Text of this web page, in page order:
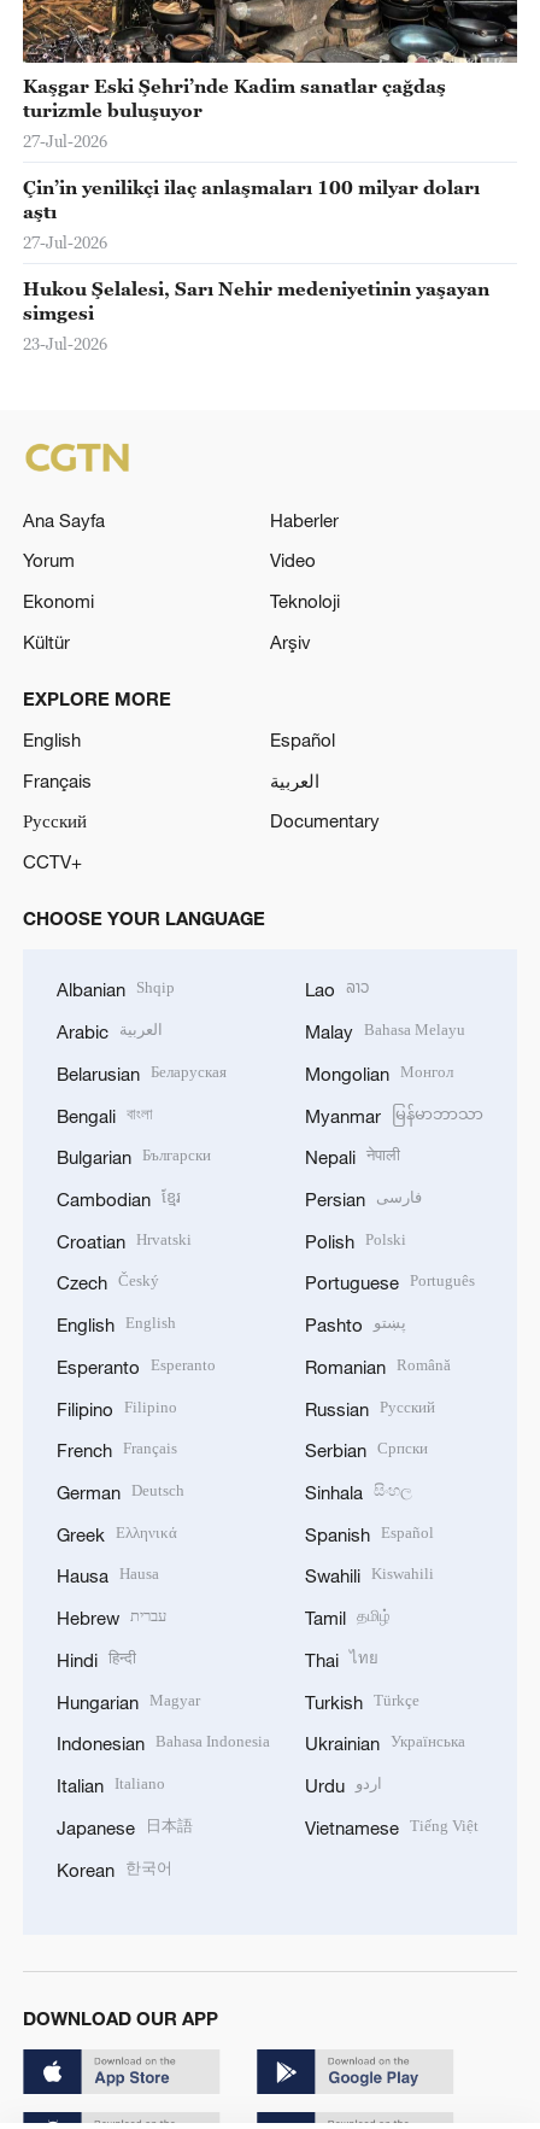
Kaşgar Eski Şehri’nde Kadim sanatlar çağdaş
turizmle buluşuyor
27-Jul-2026
Çin’in yenilikçi ilaç anlaşmaları 100 milyar doları
aştı
27-Jul-2026
Hukou Şelalesi, Sarı Nehir medeniyetinin yaşayan
simgesi
23-Jul-2026
Ana Sayfa
Haberler
Yorum
Video
Ekonomi
Teknoloji
Kültür
Arşiv
EXPLORE MORE
English
Español
Français
العربية
Русский
Documentary
CCTV+
CHOOSE YOUR LANGUAGE
Albanian Shqip
Arabic العربية
Belarusian Беларуская
Bengali বাংলা
Bulgarian Български
Cambodian ខ្មែរ
Croatian Hrvatski
Czech Český
English English
Esperanto Esperanto
Filipino Filipino
French Français
German Deutsch
Greek Ελληνικά
Hausa Hausa
Hebrew עברית
Hindi हिन्दी
Hungarian Magyar
Indonesian Bahasa Indonesia
Italian Italiano
Japanese 日本語
Korean 한국어
Lao ລາວ
Malay Bahasa Melayu
Mongolian Монгол
Myanmar မြန်မာဘာသာ
Nepali नेपाली
Persian فارسی
Polish Polski
Portuguese Português
Pashto پښتو
Romanian Română
Russian Русский
Serbian Српски
Sinhala සිංහල
Spanish Español
Swahili Kiswahili
Tamil தமிழ்
Thai ไทย
Turkish Türkçe
Ukrainian Українська
Urdu اردو
Vietnamese Tiếng Việt
DOWNLOAD OUR APP